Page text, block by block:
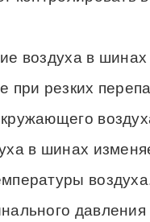
воздуха в шинах
при резких
в шинах
давления